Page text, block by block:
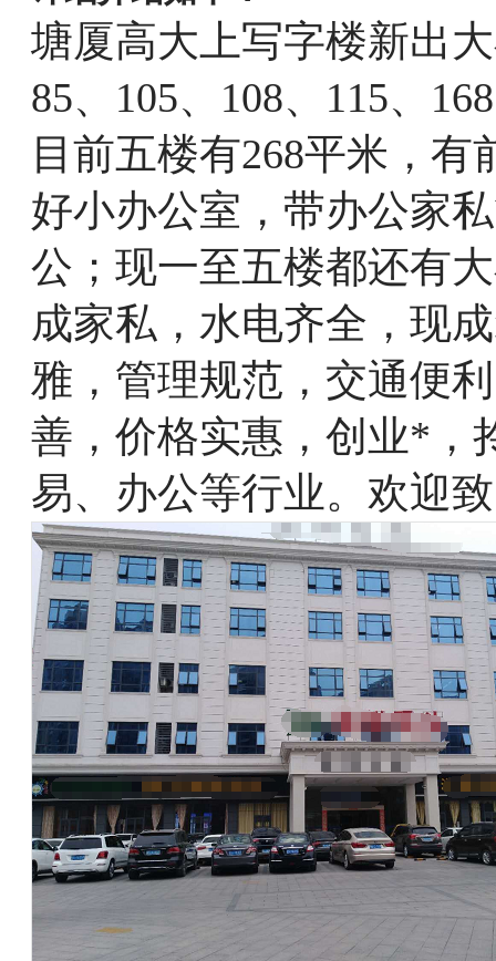
塘厦高大上写字楼新出
85、105、108、115、
目前五楼有268平米，
好小办公室，带办公家
公；现一至五楼都还有
成家私，水电齐全，现
雅，管理规范，交通便
善，价格实惠，创业*，
易、办公等行业。欢迎